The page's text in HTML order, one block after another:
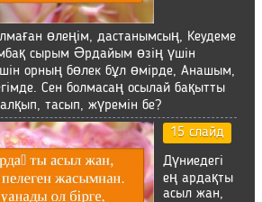
өлеңім, дастанымсың, Кеудеме
сырым Әрдайым өзің үшін
орның бөлек бұл өмірде, Анашым,
Сен болмасаң осылай бақытты
тасып, жүремін бе?
15 слайд
Дүниедегі
ең ардақты
асыл жан,